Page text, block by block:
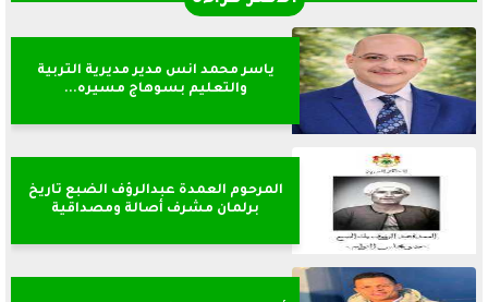
ياسر محمد انس مدير مديرية التربية
والتعليم بسوهاج مسيره...
المرحوم العمدة عبدالرؤف الضبع تاريخ
برلمان مشرف أصالة ومصداقية